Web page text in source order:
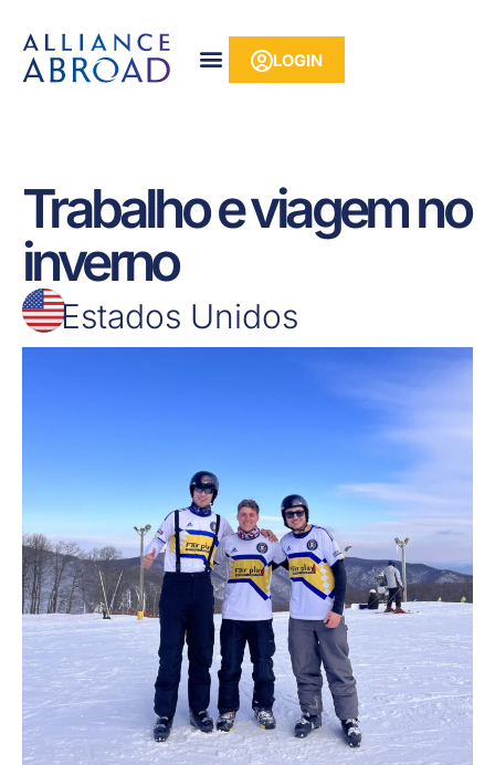
conteúdo
para
LOGIN
Trabalho e viagem no
inverno
Estados Unidos